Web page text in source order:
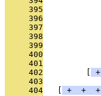
     395
     396
     397
     398
     399
     400
     401
     402
+
     403
     404
+ + +